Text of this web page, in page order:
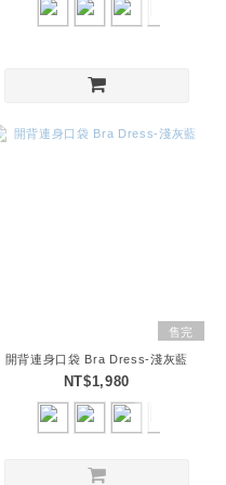
售完
開背連身口袋 Bra Dress-淺灰藍
NT$1,980